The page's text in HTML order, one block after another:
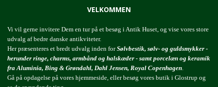
VELKOMMEN
Vi vil gerne invitere Dem en tur på et besøg i Antik Huset, og vise vores store
udvalg af bedre danske antikviteter.
Her præsenteres et bredt udvalg inden forSølvbestik, sølv- og guldsmykker -
herunder ringe, charms, armbånd og halskæder - samt porcelæn og keramik
fra Aluminia, Bing & Grøndahl, Dahl Jensen, Royal Copenhagen
Gå på opdagelse på vores hjemmeside, eller besøg vores butik i Glostrup og